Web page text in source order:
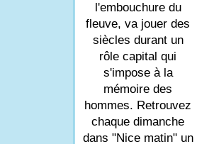
l'embouchure du
fleuve, va jouer des
siècles durant un
rôle capital qui
s'impose à la
mémoire des
hommes. Retrouvez
chaque dimanche
dans "Nice matin" un